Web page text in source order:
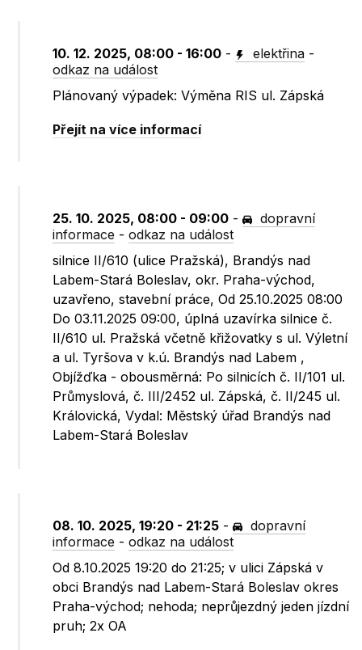
10. 12. 2025, 08:00 - 16:00 - elektřina -
odkaz na událost
Plánovaný výpadek: Výměna RIS ul. Zápská
Přejít na více informací
25. 10. 2025, 08:00 - 09:00 -
dopravní
informace -odkaz na událost
silnice II/610 (ulice Pražská), Brandýs nad
Labem-Stará Boleslav, okr. Praha-východ,
uzavřeno, stavební práce, Od 25.10.2025 08:00
Do 03.11.2025 09:00, úplná uzavírka silnice č.
II/610 ul. Pražská včetně křižovatky s ul. Výletní
a ul. Tyršova v k.ú. Brandýs nad Labem ,
Objížďka - obousměrná: Po silnicích č. II/101 ul.
Průmyslová, č. III/2452 ul. Zápská, č. II/245 ul.
Královická, Vydal: Městský úřad Brandýs nad
Labem-Stará Boleslav
08. 10. 2025, 19:20 - 21:25 -
dopravní
informace -odkaz na událost
Od 8.10.2025 19:20 do 21:25; v ulici Zápská v
obci Brandýs nad Labem-Stará Boleslav okres
Praha-východ; nehoda; neprůjezdný jeden jízdní
pruh; 2x OA